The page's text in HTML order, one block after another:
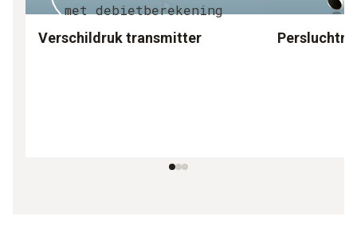
met debietberekening
Verschildruk transmitter